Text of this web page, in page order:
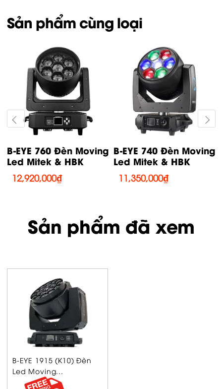
Sản phẩm cùng loại
B-EYE 760 Đèn Moving
Led Mitek & HBK
12,920,000₫
B-EYE 740 Đèn Moving
Led Mitek & HBK
11,350,000₫
Sản phẩm đã xem
B-EYE 1915 (K10) Đèn
Led Moving...